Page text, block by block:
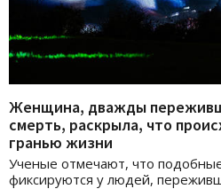
Женщина, дважды
смерть, раскрыла, что
гранью жизни
Ученые отмечают, что
фиксируются у людей,